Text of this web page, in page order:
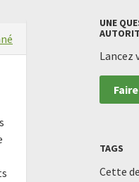
UNE
Lancez
TAGS
Cette